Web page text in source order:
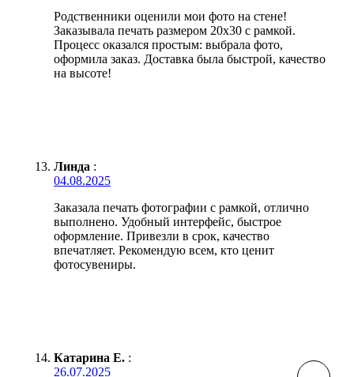
Родственники оценили мои фото на стене!
Заказывала печать размером 20х30 с рамкой.
Процесс оказался простым: выбрала фото,
оформила заказ. Доставка была быстрой, качество
на высоте!
Линда :
04.08.2025
Заказала печать фотографии с рамкой, отлично
выполнено. Удобный интерфейс, быстрое
оформление. Привезли в срок, качество
впечатляет. Рекомендую всем, кто ценит
фотосувениры.
Катарина Е. :
26.07.2025